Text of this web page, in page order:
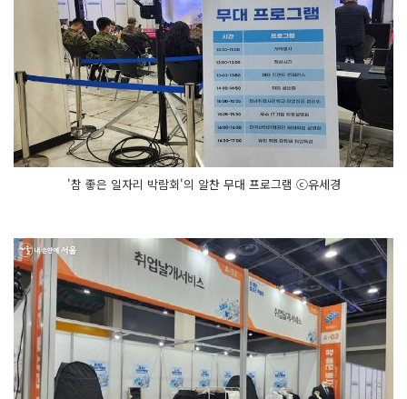
'참 좋은 일자리 박람회'의 알찬 무대 프로그램 ⓒ유세경